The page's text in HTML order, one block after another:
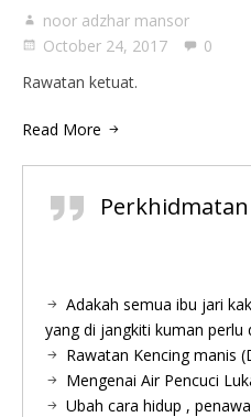
noor adzhar mansor
October 24, 2017
0
Rawatan ketuat.
Read More
Adakah semua ibu jari
yang di jangkiti kuman perlu
Rawatan Kencing manis
Mengenai Air Pencuci
Ubah cara hidup ,